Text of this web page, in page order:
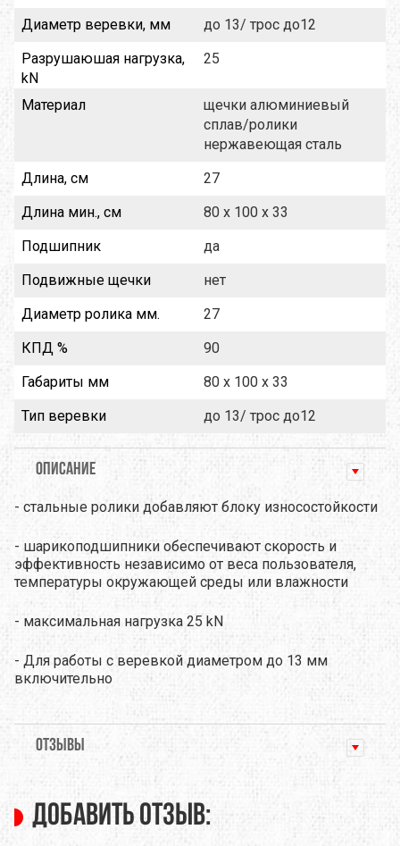
Диаметр веревки, мм
до 13/ трос до12
Разрушаюшая нагрузка,
kN
25
Материал
щечки алюминиевый
сплав/ролики
нержавеющая сталь
Длина, см
27
Длина мин., см
80 x 100 x 33
Подшипник
да
Подвижные щечки
нет
Диаметр ролика мм.
27
КПД %
90
Габариты мм
80 x 100 x 33
Тип веревки
до 13/ трос до12
ОПИСАНИЕ
- стальные ролики добавляют блоку износостойкости
- шарикоподшипники обеспечивают скорость и
эффективность независимо от веса пользователя,
температуры окружающей среды или влажности
- максимальная нагрузка 25 kN
- Для работы с веревкой диаметром до 13 мм
включительно
ОТЗЫВЫ
Добавить отзыв: